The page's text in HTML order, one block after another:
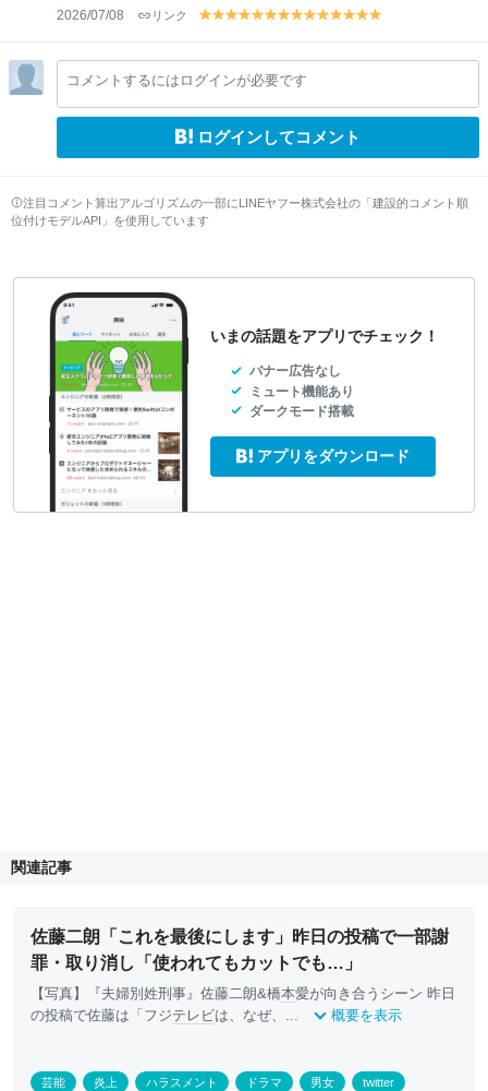
2026/07/08 リンク
y
lo
w
y
lo
w
y
lo
w
y
lo
w
y
lo
w
y
lo
w
y
lo
w
y
lo
w
y
lo
y
lo
y
lo
y
lo
y
lolo
コメントするにはログインが必要です
ログインしてコメント
注目コメント算出アルゴリズムの一部にLINEヤフー株式会社の「建設的コメント順
位付けモデルAPI」を使用しています
いまの話題をアプリでチェック！
バナー広告なし
ミュート機能あり
ダークモード搭載
アプリをダウンロード
関連記事
佐藤二朗「これを最後にします」昨日の投稿で一部謝
罪・取り消し「使われてもカットでも…」
【写真】『夫婦別姓刑事』佐藤二朗&橋本愛が向き合うシーン 昨日
の投稿で佐藤は「フジテレビは、なぜ、... 概要を表示
芸能 炎上 ハラスメント ドラマ 男女 twitter